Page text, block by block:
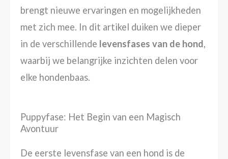
brengt nieuwe ervaringen en mogelijkheden
met zich mee. In dit artikel duiken we dieper
in de verschillende levensfases van de hond,
waarbij we belangrijke inzichten delen voor
elke hondenbaas.
Puppyfase: Het Begin van een Magisch
Avontuur
De eerste levensfase van een hond is de